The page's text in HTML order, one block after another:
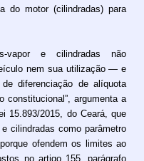
do motor (cilindradas) para
vapor e cilindradas não
nem sua utilização — e
diferenciação de alíquota
constitucional”, argumenta a
15.893/2015, do Ceará, que
cilindradas como parâmetro
ofendem os limites ao
no artigo 155, parágrafo